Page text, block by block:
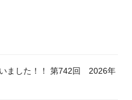
いました！！ 第742回 2026年